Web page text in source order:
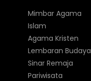
Mimbar Agama
Islam
Agama Kristen
Lembaran Budaya
Sinar Remaja
Pariwisata